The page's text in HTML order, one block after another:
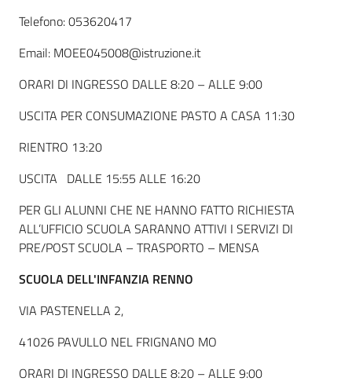
Telefono: 053620417
Email: MOEE045008@istruzione.it
ORARI DI INGRESSO DALLE 8:20 – ALLE 9:00
USCITA PER CONSUMAZIONE PASTO A CASA 11:30
RIENTRO 13:20
USCITA DALLE 15:55 ALLE 16:20
PER GLI ALUNNI CHE NE HANNO FATTO RICHIESTA
ALL’UFFICIO SCUOLA SARANNO ATTIVI I SERVIZI DI
PRE/POST SCUOLA – TRASPORTO – MENSA
SCUOLA DELL'INFANZIA RENNO
VIA PASTENELLA 2,
41026 PAVULLO NEL FRIGNANO MO
ORARI DI INGRESSO DALLE 8:20 – ALLE 9:00